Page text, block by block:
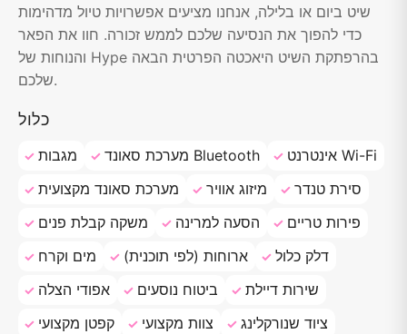
שיט ביום או בלילה, אנחנו מציעים אפשרויות טיול מדהימות
כדי להפוך את הנסיעה שלכם לממש זכורה. חוו את הפאר
והנוחות של Hype בהרפתקת השיט היאכטה הפרטית הבאה
שלכם.
כלול
מגבות מערכת סאונד Bluetooth
אינטרנט Wi-Fi
מערכת סאונד מקצועית
מיזוג אוויר
סירת טנדר
משקה קבלת פנים
הסעה למרינה
פירות טריים
מים וקרח
ארוחות (לפי תוכנית)
דלק כלול
אפודי הצלה
ביטוח נוסעים
שירות דיילת
קפטן מקצועי
צוות מקצועי ציוד שנורקלינג